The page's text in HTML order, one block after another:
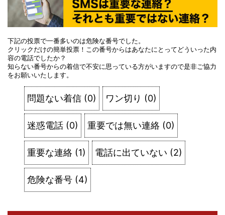
下記の投票で一番多いのは危険な番号でした。
クリックだけの簡単投票！この番号からはあなたにとってどういった内
容の電話でしたか？
知らない番号からの着信で不安に思っている方がいますので是非ご協力
をお願いいたします。
問題ない着信 (0) ワン切り (0)
迷惑電話 (0) 重要では無い連絡 (0)
重要な連絡 (1) 電話に出ていない (2)
危険な番号 (4)